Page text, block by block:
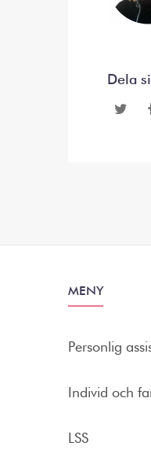
Dela
MENY
Personlig
Individ och
LSS